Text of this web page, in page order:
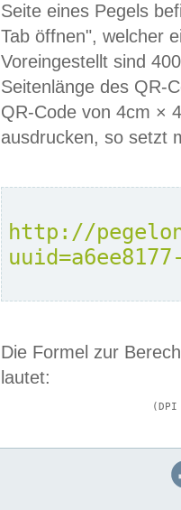
Seite eines Pegels
Tab öffnen", welcher
Voreingestellt sind
Seitenlänge des QR-
QR-Code von 4cm ×
ausdrucken, so setzt
http://
Die Formel zur
lautet: